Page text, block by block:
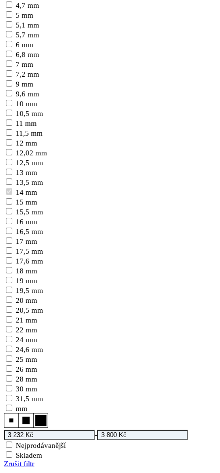
4,7 mm
5 mm
5,1 mm
5,7 mm
6 mm
6,8 mm
7 mm
7,2 mm
9 mm
9,6 mm
10 mm
10,5 mm
11 mm
11,5 mm
12 mm
12,02 mm
12,5 mm
13 mm
13,5 mm
14 mm
15 mm
15,5 mm
16 mm
16,5 mm
17 mm
17,5 mm
17,6 mm
18 mm
19 mm
19,5 mm
20 mm
20,5 mm
21 mm
22 mm
24 mm
24,6 mm
25 mm
26 mm
28 mm
30 mm
31,5 mm
mm
-
Nejprodávanější
Skladem
Zrušit filtr